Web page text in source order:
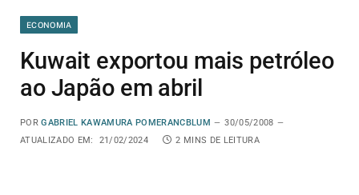
ECONOMIA
Kuwait exportou mais petróleo
ao Japão em abril
POR GABRIEL KAWAMURA POMERANCBLUM
30/05/2008
ATUALIZADO EM:
21/02/2024 2 MINS DE LEITURA